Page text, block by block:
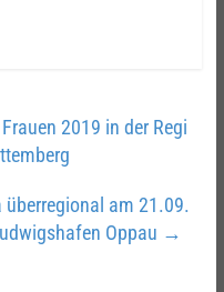
2019 in der Regi
überregional am 21.09.
Oppau →